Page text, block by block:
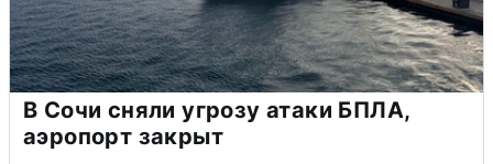
В Сочи сняли угрозу атаки БПЛА,
аэропорт закрыт